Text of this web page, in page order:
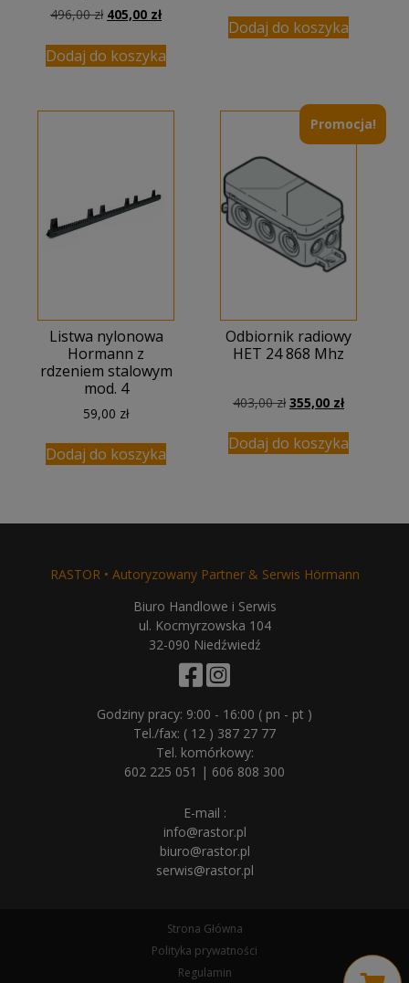
496,00zł Pierwotna
wynosiła:
496,00 zł.
405,00 złAktualna
wynosi:
405,00 zł.
Dodaj do koszyka
Dodaj do koszyka
Listwa nylonowa
Hormann z
rdzeniem stalowym
mod. 4
59,00 zł
Dodaj do koszyka
Promocja!
Odbiornik radiowy
HET 24 868 Mhz
403,00zł Pierwotna
wynosiła:
403,00 zł.
355,00 złAktualna
wynosi:
355,00 zł.
Dodaj do koszyka
RASTOR • Autoryzowany Partner & Serwis Hörmann
Biuro Handlowe i Serwis
ul. Kocmyrzowska 104
32-090 Niedźwiedź
Godziny pracy: 9:00 - 16:00 ( pn - pt )
Tel./fax: ( 12 ) 387 27 77
Tel. komórkowy:
602 225 051 | 606 808 300
E-mail :
info@rastor.pl
biuro@rastor.pl
serwis@rastor.pl
Strona Główna
Polityka prywatności
Regulamin